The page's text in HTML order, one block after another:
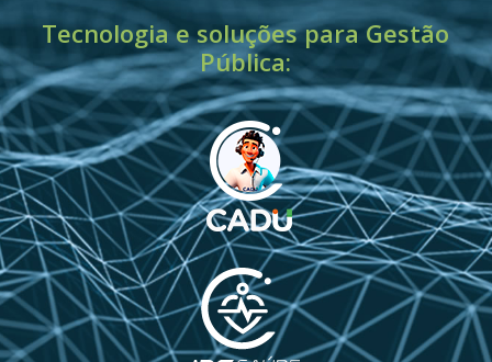
Tecnologia e soluções para Gestão
Pública: